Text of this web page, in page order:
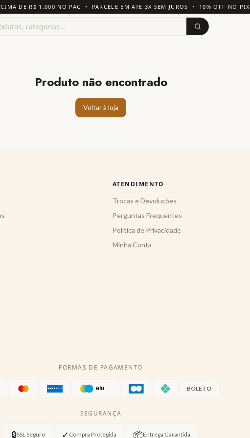
DE R$ 1.000 NO PAC • PARCELE EM ATE 3X SEM JUROS • 10% OFF NO PIX
Produto não encontrado
Voltar à loja
ATENDIMENTO
Trocas e Devoluções
Perguntas Frequentes
Política de Privacidade
Minha Conta
FORMAS DE PAGAMENTO
BOLETO
SEGURANÇA
🔒SSL Seguro ✓ Compra Protegida 📦Entrega Garantida